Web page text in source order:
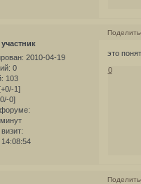
: 2010-04-19
0
103
1]
0]
это
0